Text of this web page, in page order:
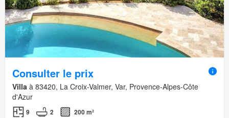
Consulter le prix
Villa à 83420, La Croix-Valmer, Var, Provence-Alpes-Côte
d'Azur
9 2 200 m²